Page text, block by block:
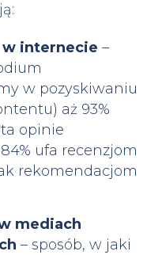
internecie –
w pozyskiwaniu
aż 93%
opinie
ufa recenzjom
rekomendacjom
mediach
– sposób, w jaki